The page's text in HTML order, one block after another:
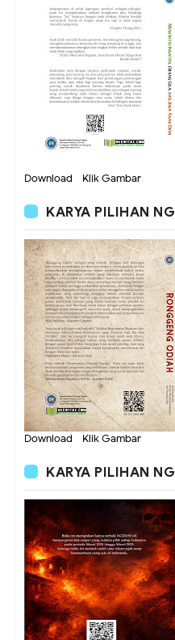
Download - Klik Gambar
KARYA PILIHAN
Download - Klik Gambar
KARYA PILIHAN